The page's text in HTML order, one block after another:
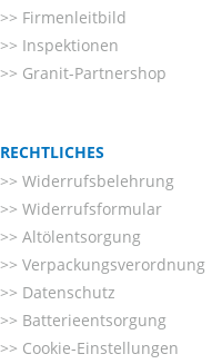
Firmenleitbild
Inspektionen
Granit-Partnershop
RECHTLICHES
Widerrufsbelehrung
Widerrufsformular
Altölentsorgung
Verpackungsverordnung
Datenschutz
Batterieentsorgung
Cookie-Einstellungen